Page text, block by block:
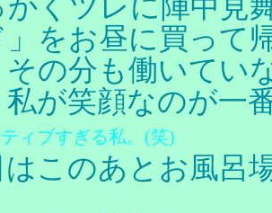
かくツレに陣中見
」をお昼に買って
その分も働いてい
私が笑顔なのが一
ィブすぎる私。(笑)
はこのあとお風呂